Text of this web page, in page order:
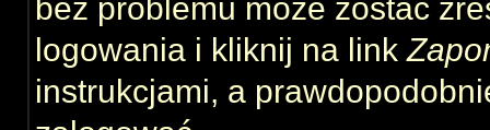
bez problemu może zostać
logowania i kliknij na link
instrukcjami, a